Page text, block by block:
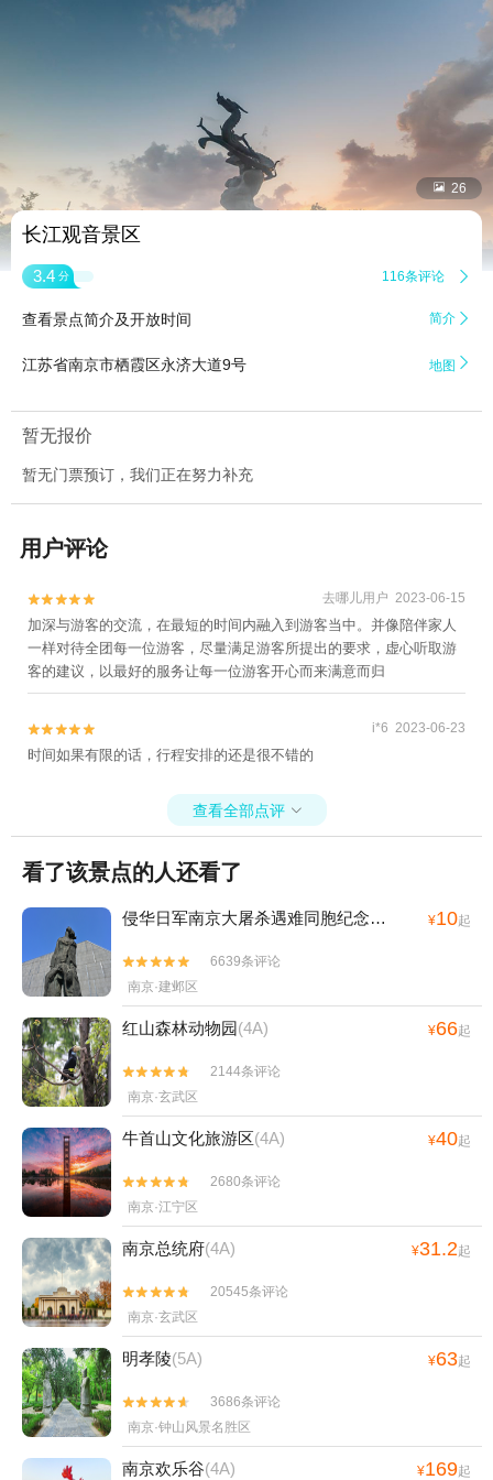
 26
长江观音景区
3.4 分 116条评论 
查看景点简介及开放时间 简介 
江苏省南京市栖霞区永济大道9号 地图 
暂无报价
暂无门票预订，我们正在努力补充
用户评论

 去哪儿用户 2023-06-15
加深与游客的交流，在最短的时间内融入到游客当中。并像陪伴家人
一样对待全团每一位游客，尽量满足游客所提出的要求，虚心听取游
客的建议，以最好的服务让每一位游客开心而来满意而归

 i*6 2023-06-23
时间如果有限的话，行程安排的还是很不错的
查看全部点评 
看了该景点的人还看了
侵华日军南京大屠杀遇难同胞纪念馆 ¥10起


6639条评论
南京·建邺区
红山森林动物园(4A) ¥66起


2144条评论
南京·玄武区
牛首山文化旅游区(4A) ¥40起


2680条评论
南京·江宁区
南京总统府(4A) ¥31.2起


20545条评论
南京·玄武区
明孝陵(5A) ¥63起


3686条评论
南京·钟山风景名胜区
南京欢乐谷(4A) ¥169起